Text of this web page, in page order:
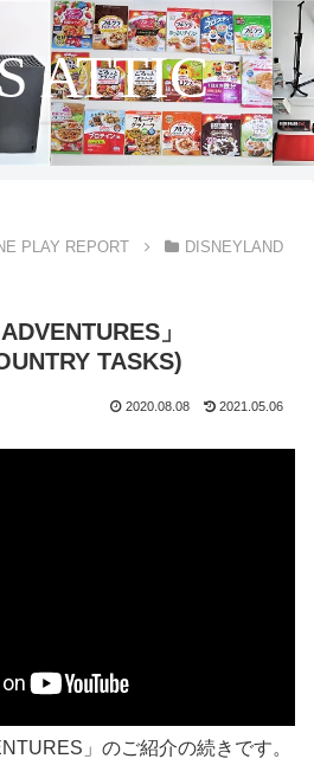
ATTIC
PLAY REPORT
DISNEYLAND
」
TASKS)
2020.08.08 2021.05.06
」のご紹介の続きです。